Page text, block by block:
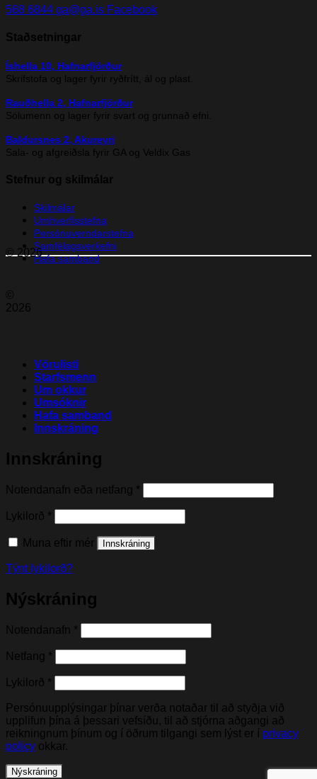
568 6844 ga@ga.is Facebook
Staðsetningar
Íshella 10, Hafnarfjörður
Skrifstofa og lager fyrir ryðfrítt, ál og plast.
Rauðhella 2, Hafnarfjörður
Sölumenn og lager fyrir svart og grunnað efni.
Baldursnes 2, Akureyri
Sala- og afgreiðsla fyrir GA og Veldix Gas
Stefnur og skilmálar
Skilmálar
Umhverfisstefna
Persónuverndarstefna
Samfélagsverkefni
Hafa samband
© 2026
©
2026
Vörulisti
Starfsmenn
Um okkur
Umsóknir
Hafa samband
Innskráning
Innskráning
Notendanafn eða netfang *
Lykilorð *
Muna eftir mér Innskráning
Týnt lykilorð?
Nýskráning
Notendanafn *
Netfang *
Lykilorð *
Persónuupplýsingar þínar verða notaðar til að styðja við
upplifun þína á þessari vefsíðu, til að stjórna aðgangi að
reikningnum þínum og í öðrum tilgangi sem lýst er í privacy
policy okkar.
Nýskráning